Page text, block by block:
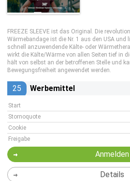
FREEZE SLEEVE ist das Original. Die
Wärmebandage ist die Nr. 1 aus den USA und
schnell anzuwendende Kälte- oder
wirkt die Kälte/Wärme von allen Seiten tief in
hält von selbst an der betroffenen Stelle und
Bewegungsfreiheit angewendet werden.
25 Werbemittel
Start
Stornoquote
Cookie
Freigabe
Anmelden
Details